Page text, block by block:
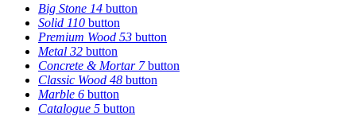
Big Stone 14 button
Solid 110 button
Premium Wood 53 button
Metal 32 button
Concrete & Mortar 7 button
Classic Wood 48 button
Marble 6 button
Catalogue 5 button